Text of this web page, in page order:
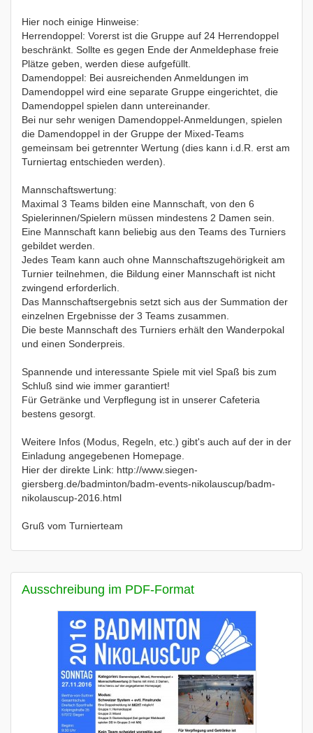
Hier noch einige Hinweise:
Herrendoppel: Vorerst ist die Gruppe auf 24 Herrendoppel
beschränkt. Sollte es gegen Ende der Anmeldephase freie
Plätze geben, werden diese aufgefüllt.
Damendoppel: Bei ausreichenden Anmeldungen im
Damendoppel wird eine separate Gruppe eingerichtet, die
Damendoppel spielen dann untereinander.
Bei nur sehr wenigen Damendoppel-Anmeldungen, spielen
die Damendoppel in der Gruppe der Mixed-Teams
gemeinsam bei getrennter Wertung (dies kann i.d.R. erst am
Turniertag entschieden werden).
Mannschaftswertung:
Maximal 3 Teams bilden eine Mannschaft, von den 6
Spielerinnen/Spielern müssen mindestens 2 Damen sein.
Eine Mannschaft kann beliebig aus den Teams des Turniers
gebildet werden.
Jedes Team kann auch ohne Mannschaftszugehörigkeit am
Turnier teilnehmen, die Bildung einer Mannschaft ist nicht
zwingend erforderlich.
Das Mannschaftsergebnis setzt sich aus der Summation der
einzelnen Ergebnisse der 3 Teams zusammen.
Die beste Mannschaft des Turniers erhält den Wanderpokal
und einen Sonderpreis.
Spannende und interessante Spiele mit viel Spaß bis zum
Schluß sind wie immer garantiert!
Für Getränke und Verpflegung ist in unserer Cafeteria
bestens gesorgt.
Weitere Infos (Modus, Regeln, etc.) gibt's auch auf der in der
Einladung angegebenen Homepage.
Hier der direkte Link: http://www.siegen-
giersberg.de/badminton/badm-events-nikolauscup/badm-
nikolauscup-2016.html
Gruß vom Turnierteam
Ausschreibung im PDF-Format